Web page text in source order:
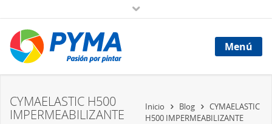
Menú
CYMAELASTIC H500
IMPERMEABILIZANTE
Inicio Blog
CYMAELASTIC
H500 IMPERMEABILIZANTE